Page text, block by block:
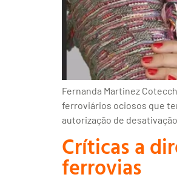
Fernanda Martinez
ferroviários ociosos que
autorização de
Críticas a
ferrovias